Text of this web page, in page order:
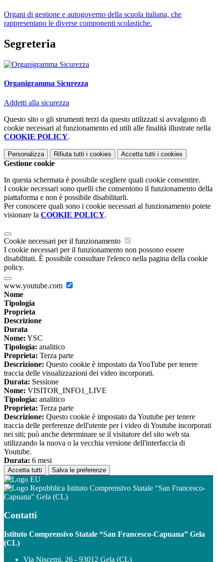
Organi di gestione e autogoverno della scuola italiana, che
rappresentano le diverse componenti scolastiche.
Segreteria
Organigramma Sicurezza
Addetti alla sicurezza
Questo sito o gli strumenti terzi da questo utilizzati si avvalgono di
cookie necessari al funzionamento ed utili alle finalità illustrate nella
COOKIE POLICY.
Personalizza Rifiuta tutti i cookies Accetta tutti i cookies
Gestione cookie
In questa schermata è possibile scegliere quali cookie consentire.
I cookie necessari sono quelli che consentono il funzionamento della
piattaforma e non è possibile disabilitarli.
Per conoscere quali sono i cookie necessari al funzionamento potete
visionare la COOKIE POLICY.
Cookie necessari per il funzionamento
I cookie necessari per il funzionamento non possono essere
disabilitati. È possibile consultare l'elenco nella pagina della cookie
policy.
www.youtube.com
Nome
Tipologia
Proprieta
Descrizione
Durata
Nome: YSC
Tipologia: analitico
Proprieta: Terza parte
Descrizione: Questo cookie è impostato da YouTube per tenere
traccia delle visualizzazioni dei video incorporati.
Durata: Sessione
Nome: VISITOR_INFO1_LIVE
Tipologia: analitico
Proprieta: Terza parte
Descrizione: Questo cookie è impostato da Youtube per tenere
traccia delle preferenze dell'utente per i video di Youtube incorporati
nei siti; può anche determinare se il visitatore del sito web sta
utilizzando la nuova o la vecchia versione dell'interfaccia di
Youtube.
Durata: 6 mesi
Accetta tutti Salva le preferenze
Istituto Comprensivo Statale “San Francesco-
Capuana” Gela (CL)
Contatti
Istituto Comprensivo Statale “San Francesco-Capuana” Gela
(CL)
Via Niscemi, 26 - 93012 Gela (CL)